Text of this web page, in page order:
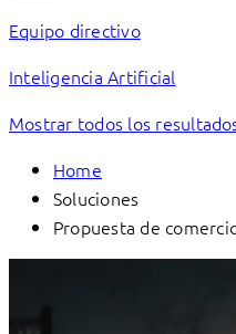
Equipo directivo
Inteligencia Artificial
Mostrar todos los
Home
Soluciones
Propuesta de